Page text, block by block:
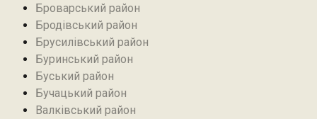
Броварський район
Бродівський район‎
Брусилівський район‎
Буринський район
Буський район‎
Бучацький район
Валківський район